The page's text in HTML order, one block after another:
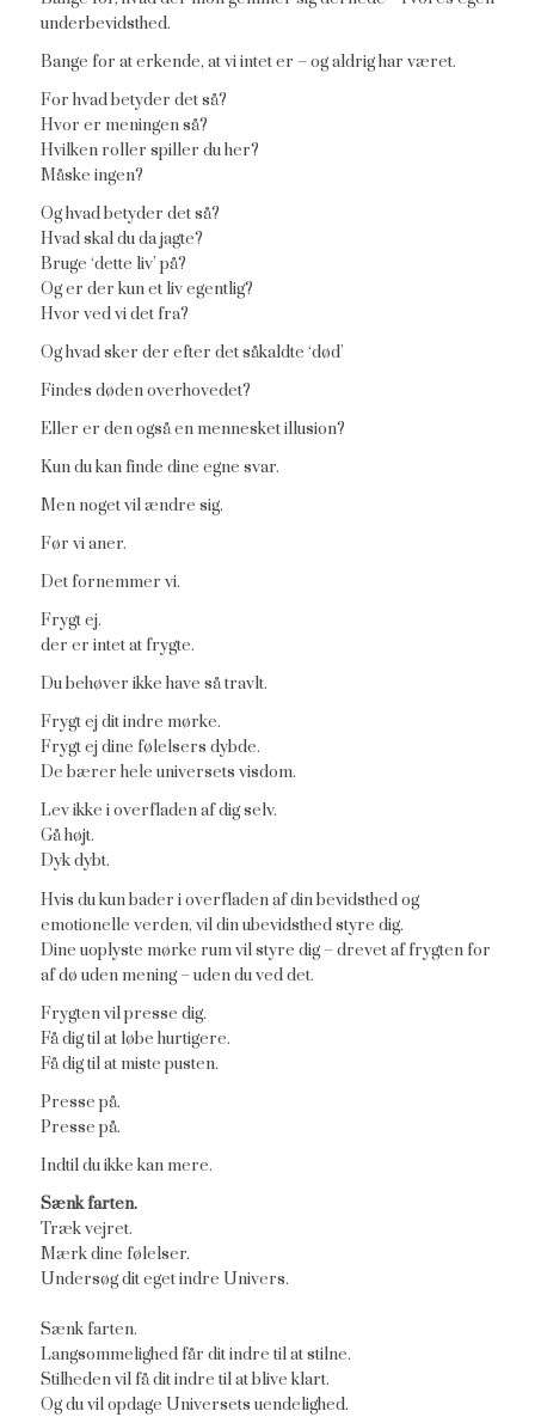
underbevidsthed.
Bange for at erkende, at vi intet er – og aldrig har været.
For hvad betyder det så?
Hvor er meningen så?
Hvilken roller spiller du her?
Måske ingen?
Og hvad betyder det så?
Hvad skal du da jagte?
Bruge ‘dette liv’ på?
Og er der kun et liv egentlig?
Hvor ved vi det fra?
Og hvad sker der efter det såkaldte ‘død’
Findes døden overhovedet?
Eller er den også en mennesket illusion?
Kun du kan finde dine egne svar.
Men noget vil ændre sig.
Før vi aner.
Det fornemmer vi.
Frygt ej.
der er intet at frygte.
Du behøver ikke have så travlt.
Frygt ej dit indre mørke.
Frygt ej dine følelsers dybde.
De bærer hele universets visdom.
Lev ikke i overfladen af dig selv.
Gå højt.
Dyk dybt.
Hvis du kun bader i overfladen af din bevidsthed og
emotionelle verden, vil din ubevidsthed styre dig.
Dine uoplyste mørke rum vil styre dig – drevet af frygten for
af dø uden mening – uden du ved det.
Frygten vil presse dig.
Få dig til at løbe hurtigere.
Få dig til at miste pusten.
Presse på.
Presse på.
Indtil du ikke kan mere.
Sænk farten.
Træk vejret.
Mærk dine følelser.
Undersøg dit eget indre Univers.
Sænk farten.
Langsommelighed får dit indre til at stilne.
Stilheden vil få dit indre til at blive klart.
Og du vil opdage Universets uendelighed.